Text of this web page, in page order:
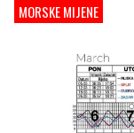
MORSKE MIJENE